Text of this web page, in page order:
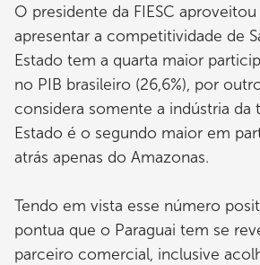
O presidente da FIESC
apresentar a competitividade de
Estado tem a quarta maior
no PIB brasileiro (26,6%), por
considera somente a indústria da
Estado é o segundo maior em
atrás apenas do Amazonas.
Tendo em vista esse número
pontua que o Paraguai tem se
parceiro comercial, inclusive